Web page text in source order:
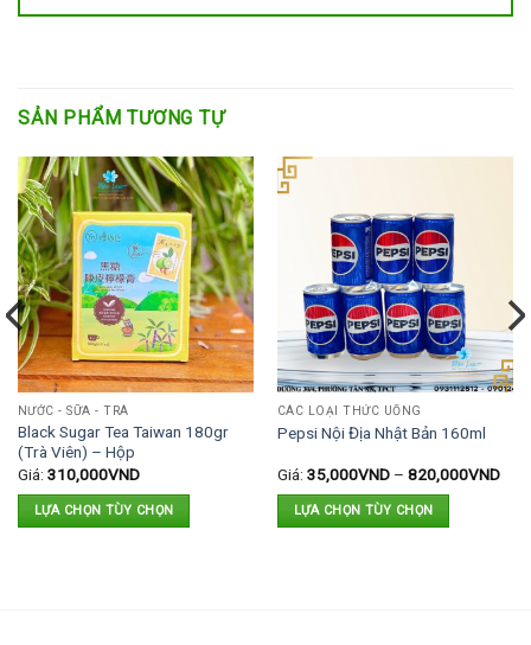
SẢN PHẨM TƯƠNG TỰ
NƯỚC - SỮA - TRÀ
Black Sugar Tea Taiwan 180gr
(Trà Viên) – Hộp
Giá: 310,000VND
LỰA CHỌN TÙY CHỌN
CÁC LOẠI THỨC UỐNG
Pepsi Nội Địa Nhật Bản 160ml
Giá: 35,000VND– 820,000VND
LỰA CHỌN TÙY CHỌN